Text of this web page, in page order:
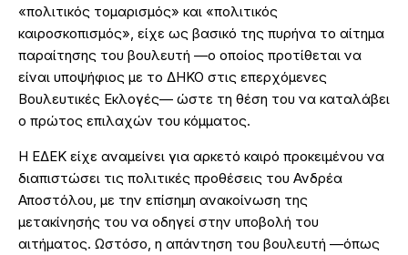
«πολιτικός τομαρισμός» και «πολιτικός
καιροσκοπισμός», είχε ως βασικό της πυρήνα το αίτημα
παραίτησης του βουλευτή —ο οποίος προτίθεται να
είναι υποψήφιος με το ΔΗΚΟ στις επερχόμενες
Βουλευτικές Εκλογές— ώστε τη θέση του να καταλάβει
ο πρώτος επιλαχών του κόμματος.
Η ΕΔΕΚ είχε αναμείνει για αρκετό καιρό προκειμένου να
διαπιστώσει τις πολιτικές προθέσεις του Ανδρέα
Αποστόλου, με την επίσημη ανακοίνωση της
μετακίνησής του να οδηγεί στην υποβολή του
αιτήματος. Ωστόσο, η απάντηση του βουλευτή —όπως